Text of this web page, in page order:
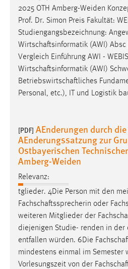
2025 OTH Amberg-Weiden
Prof. Dr. Simon Preis Fakultät:
Studiengangsbezeichnung:
Wirtschaftsinformatik (AWI)
Vergleich Einführung AWI -
Wirtschaftsinformatik (AWI)
Betriebswirtschaftliches
Personal, etc.), IT und Logistik
[PDF] AEnderungen durch
AEnderungssatzung zur
Ostbayerischen
Amberg-Weiden
Relevanz:
tglieder. 4Die Person mit den
Fachschaftssprecherin oder
weiteren Mitglieder der
diejenigen Studie- renden in der
entfallen würden. 6Die
mindestens einmal im Semester
Vorlesungszeit von der